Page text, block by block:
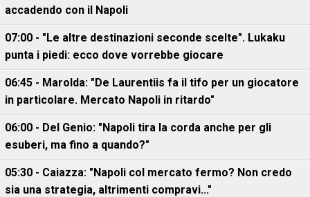
accadendo con il Napoli
07:00 - "Le altre destinazioni seconde scelte". Lukaku
punta i piedi: ecco dove vorrebbe giocare
06:45 - Marolda: "De Laurentiis fa il tifo per un giocatore
in particolare. Mercato Napoli in ritardo"
06:00 - Del Genio: "Napoli tira la corda anche per gli
esuberi, ma fino a quando?"
05:30 - Caiazza: "Napoli col mercato fermo? Non credo
sia una strategia, altrimenti compravi..."